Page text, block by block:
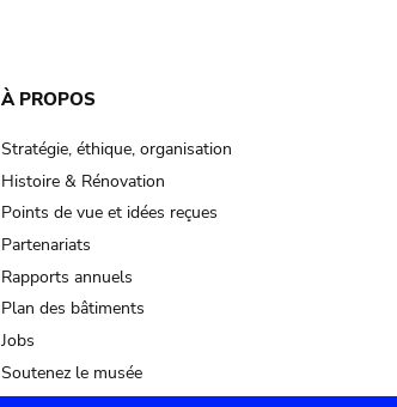
À PROPOS
Stratégie, éthique, organisation
Histoire & Rénovation
Points de vue et idées reçues
Partenariats
Rapports annuels
Plan des bâtiments
Jobs
Soutenez le musée